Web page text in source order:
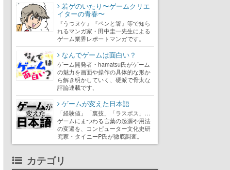
若ゲのいたり〜ゲームクリエ
イターの青春〜
『うつヌケ』『ペンと箸』等で知ら
れるマンガ家・田中圭一先生による
ゲーム業界レポートマンガです。
なんでゲームは面白い？
ゲーム開発者・hamatsu氏がゲーム
の魅力を画面や操作の具体的な形か
ら解き明かしていく、硬派で骨太な
評論連載です。
ゲームが変えた日本語
「経験値」「裏技」「ラスボス」…
ゲームにまつわる言葉の起源や用法
の変遷を、コンピューター文化史研
究家・タイニーP氏が徹底調査。
カテゴリ